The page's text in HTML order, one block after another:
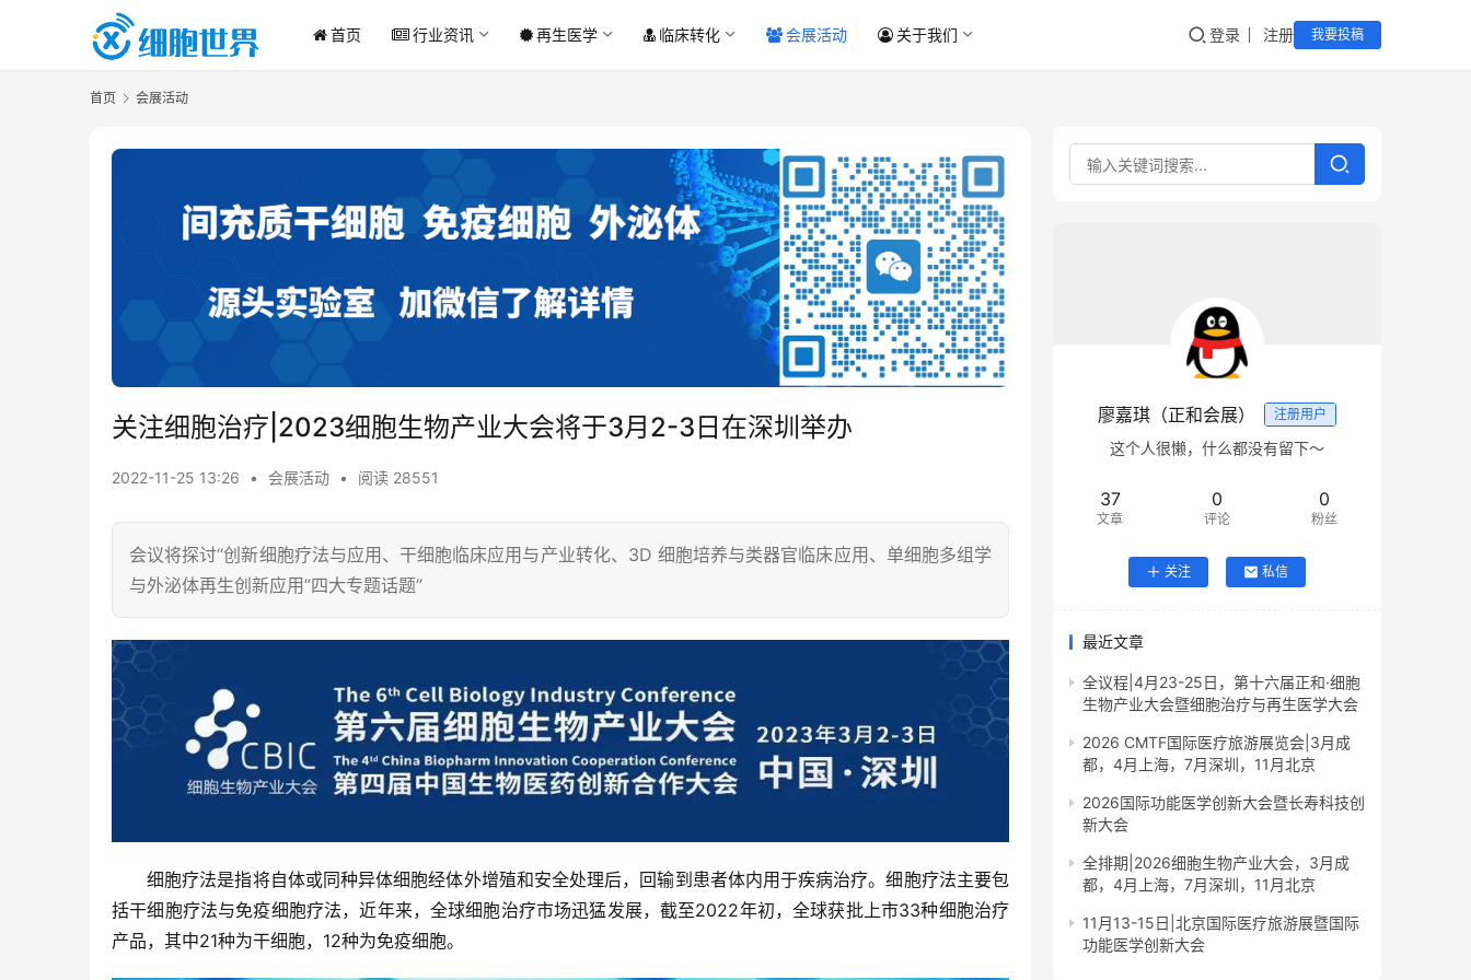
首页 行业资讯 再生医学 临床转化 会展活动 关于我们 登录 注册 我要投稿
首页 会展活动
关注细胞治疗|2023细胞生物产业大会将于3月2-3日在深圳举办
2022-11-25 13:26 • 会展活动 • 阅读 28551
会议将探讨“创新细胞疗法与应用、干细胞临床应用与产业转化、3D 细胞培养与类器官临床应用、单细胞多组学
与外泌体再生创新应用”四大专题话题”
细胞疗法是指将自体或同种异体细胞经体外增殖和安全处理后，回输到患者体内用于疾病治疗。细胞疗法主要包
括干细胞疗法与免疫细胞疗法，近年来，全球细胞治疗市场迅猛发展，截至2022年初，全球获批上市33种细胞治疗
产品，其中21种为干细胞，12种为免疫细胞。
廖嘉琪（正和会展） 注册用户
这个人很懒，什么都没有留下～
37
文章
0
评论
0
粉丝
关注 私信
最近文章
全议程|4月23-25日，第十六届正和·细胞
生物产业大会暨细胞治疗与再生医学大会
2026 CMTF国际医疗旅游展览会|3月成
都，4月上海，7月深圳，11月北京
2026国际功能医学创新大会暨长寿科技创
新大会
全排期|2026细胞生物产业大会，3月成
都，4月上海，7月深圳，11月北京
11月13-15日|北京国际医疗旅游展暨国际
功能医学创新大会